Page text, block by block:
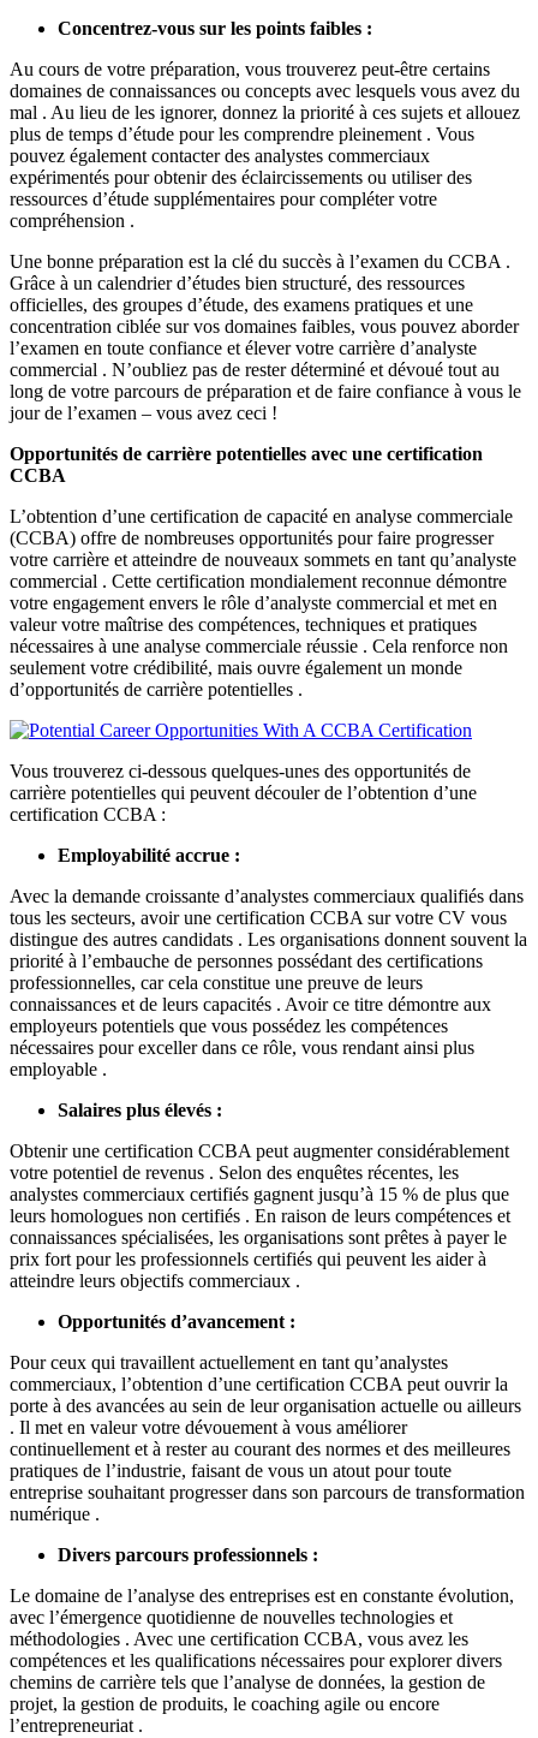
Concentrez-vous sur les points faibles :
Au cours de votre préparation, vous trouverez peut-être certains
domaines de connaissances ou concepts avec lesquels vous avez du
mal . Au lieu de les ignorer, donnez la priorité à ces sujets et allouez
plus de temps d’étude pour les comprendre pleinement . Vous
pouvez également contacter des analystes commerciaux
expérimentés pour obtenir des éclaircissements ou utiliser des
ressources d’étude supplémentaires pour compléter votre
compréhension .
Une bonne préparation est la clé du succès à l’examen du CCBA .
Grâce à un calendrier d’études bien structuré, des ressources
officielles, des groupes d’étude, des examens pratiques et une
concentration ciblée sur vos domaines faibles, vous pouvez aborder
l’examen en toute confiance et élever votre carrière d’analyste
commercial . N’oubliez pas de rester déterminé et dévoué tout au
long de votre parcours de préparation et de faire confiance à vous le
jour de l’examen – vous avez ceci !
Opportunités de carrière potentielles avec une certification
CCBA
L’obtention d’une certification de capacité en analyse commerciale
(CCBA) offre de nombreuses opportunités pour faire progresser
votre carrière et atteindre de nouveaux sommets en tant qu’analyste
commercial . Cette certification mondialement reconnue démontre
votre engagement envers le rôle d’analyste commercial et met en
valeur votre maîtrise des compétences, techniques et pratiques
nécessaires à une analyse commerciale réussie . Cela renforce non
seulement votre crédibilité, mais ouvre également un monde
d’opportunités de carrière potentielles .
Vous trouverez ci-dessous quelques-unes des opportunités de
carrière potentielles qui peuvent découler de l’obtention d’une
certification CCBA :
Employabilité accrue :
Avec la demande croissante d’analystes commerciaux qualifiés dans
tous les secteurs, avoir une certification CCBA sur votre CV vous
distingue des autres candidats . Les organisations donnent souvent la
priorité à l’embauche de personnes possédant des certifications
professionnelles, car cela constitue une preuve de leurs
connaissances et de leurs capacités . Avoir ce titre démontre aux
employeurs potentiels que vous possédez les compétences
nécessaires pour exceller dans ce rôle, vous rendant ainsi plus
employable .
Salaires plus élevés :
Obtenir une certification CCBA peut augmenter considérablement
votre potentiel de revenus . Selon des enquêtes récentes, les
analystes commerciaux certifiés gagnent jusqu’à 15 % de plus que
leurs homologues non certifiés . En raison de leurs compétences et
connaissances spécialisées, les organisations sont prêtes à payer le
prix fort pour les professionnels certifiés qui peuvent les aider à
atteindre leurs objectifs commerciaux .
Opportunités d’avancement :
Pour ceux qui travaillent actuellement en tant qu’analystes
commerciaux, l’obtention d’une certification CCBA peut ouvrir la
porte à des avancées au sein de leur organisation actuelle ou ailleurs
. Il met en valeur votre dévouement à vous améliorer
continuellement et à rester au courant des normes et des meilleures
pratiques de l’industrie, faisant de vous un atout pour toute
entreprise souhaitant progresser dans son parcours de transformation
numérique .
Divers parcours professionnels :
Le domaine de l’analyse des entreprises est en constante évolution,
avec l’émergence quotidienne de nouvelles technologies et
méthodologies . Avec une certification CCBA, vous avez les
compétences et les qualifications nécessaires pour explorer divers
chemins de carrière tels que l’analyse de données, la gestion de
projet, la gestion de produits, le coaching agile ou encore
l’entrepreneuriat .